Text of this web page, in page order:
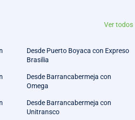
Ver todos
Desde Puerto Boyaca con Expreso
Brasilia
Desde Barrancabermeja con
Omega
Desde Barrancabermeja con
Unitransco